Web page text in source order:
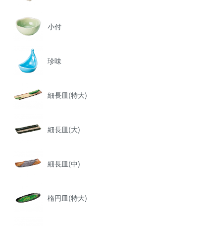
小付
珍味
細長皿(特大)
細長皿(大)
細長皿(中)
楕円皿(特大)